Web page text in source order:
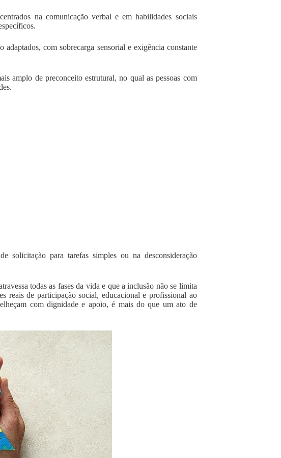
na comunicação verbal e em habilidades sociais
com sobrecarga sensorial e exigência constante
amplo de preconceito estrutural, no qual as pessoas com
solicitação para tarefas simples ou na desconsideração
todas as fases da vida e que a inclusão não se limita
reais de participação social, educacional e profissional ao
com dignidade e apoio, é mais do que um ato de